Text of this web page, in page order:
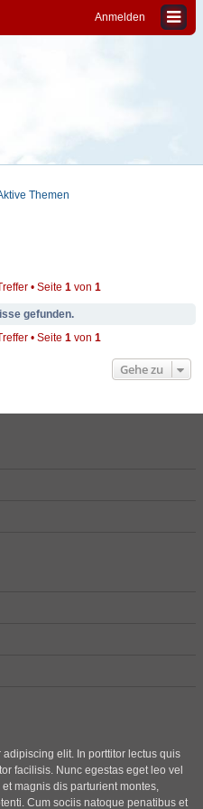
Anmelden
Themen
• Seite 1von 1
gefunden.
• Seite 1von 1
Gehe zu
elit. In porttitor lectus quis
facilisis. Nunc egestas eget leo vel
magnis dis parturient montes,
Cum sociis natoque penatibus et